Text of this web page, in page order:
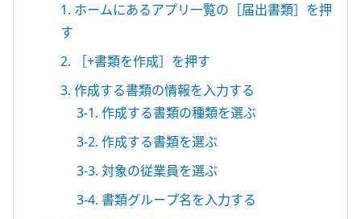
1. ホームにあるアプリ一覧の［届出書類］を押
す
2. ［+書類を作成］を押す
3. 作成する書類の情報を入力する
3-1. 作成する書類の種類を選ぶ
3-2. 作成する書類を選ぶ
3-3. 対象の従業員を選ぶ
3-4. 書類グループ名を入力する